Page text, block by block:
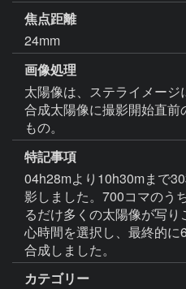
焦点距離
24mm
画像処理
太陽像は、ステライメー
合成太陽像に撮影開始直
もの。
特記事項
04h28mより10h30mまで
影しました。700コマのう
るだけ多くの太陽像が写
心時間を選択し、最終的
合成しました。
カテゴリー